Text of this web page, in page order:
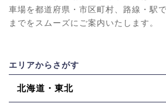
車場を都道府県・市区町村、路線・駅
までをスムーズにご案内いたします。
エリアからさがす
北海道・東北